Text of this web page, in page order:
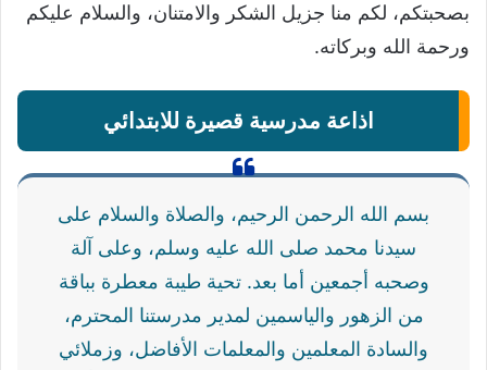
بصحبتكم، لكم منا جزيل الشكر والامتنان، والسلام عليكم
ورحمة الله وبركاته.
اذاعة مدرسية قصيرة للابتدائي
بسم الله الرحمن الرحيم، والصلاة والسلام على
سيدنا محمد صلى الله عليه وسلم، وعلى آلة
وصحبه أجمعين أما بعد. تحية طيبة معطرة بباقة
من الزهور والياسمين لمدير مدرستنا المحترم،
والسادة المعلمين والمعلمات الأفاضل، وزملائي